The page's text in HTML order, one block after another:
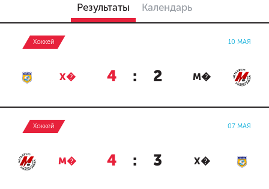
Результаты Календарь
Хоккей 10 МАЯ
Х� 4 : 2 М�
Хоккей 07 МАЯ
М� 4 : 3 Х�